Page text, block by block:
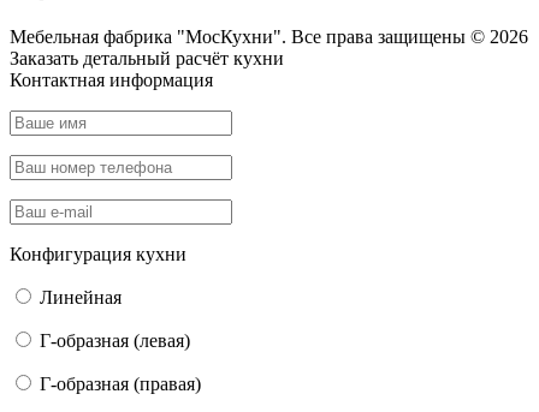
Мебельная фабрика "МосКухни". Все права защищены © 2026
Заказать детальный расчёт кухни
Контактная информация
Конфигурация кухни
Линейная
Г-образная (левая)
Г-образная (правая)